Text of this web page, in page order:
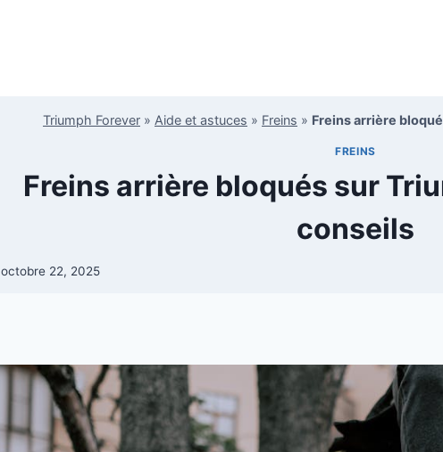
Triumph Forever » Aide et astuces » Freins » Freins arrière
FREINS
Freins arrière bloqués sur
conseils
octobre 22, 2025